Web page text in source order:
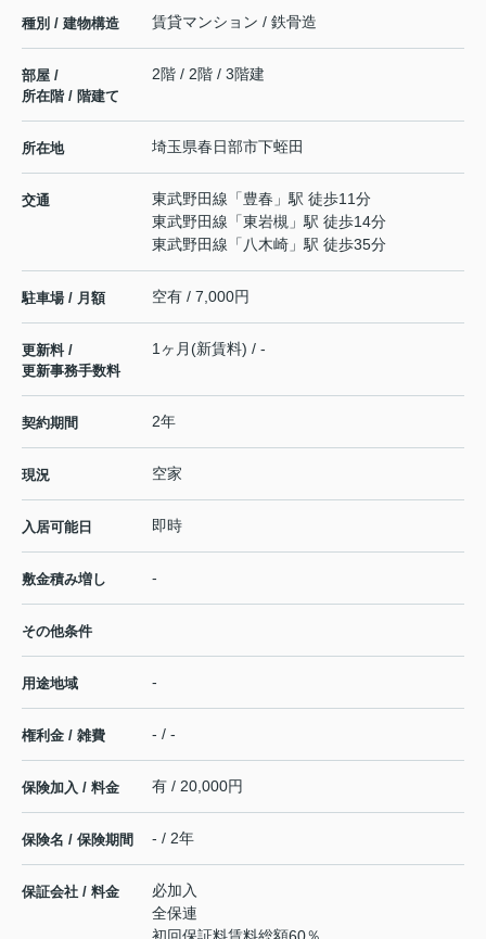
種別 / 建物構造 賃貸マンション / 鉄骨造
部屋 /
所在階 / 階建て
2階 / 2階 / 3階建
所在地 埼玉県春日部市下蛭田
交通 東武野田線 「豊春 」駅 徒歩11分
東武野田線 「東岩槻 」駅 徒歩14分
東武野田線 「 八木崎 」駅 徒歩35分
駐車場 / 月額 空有 / 7,000円
更新料 /
更新事務手数料
1ヶ月(新賃料) / -
契約期間 2年
現況 空家
入居可能日 即時
敷金積み増し -
その他条件
用途地域 -
権利金 / 雑費 - / -
保険加入 / 料金 有 / 20,000円
保険名 / 保険期間 - / 2年
保証会社 / 料金
必加入
全保連